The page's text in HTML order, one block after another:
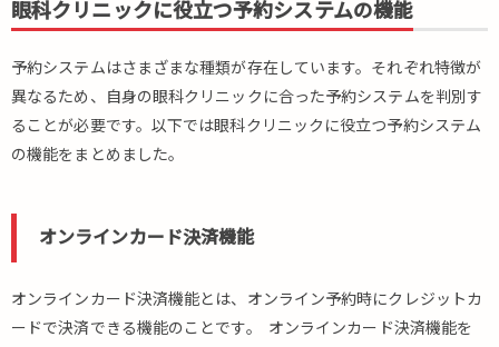
眼科クリニックに役立つ予約システムの機能
予約システムはさまざまな種類が存在しています。それぞれ特徴が
異なるため、自身の眼科クリニックに合った予約システムを判別す
ることが必要です。以下では眼科クリニックに役立つ予約システム
の機能をまとめました。
オンラインカード決済機能
オンラインカード決済機能とは、オンライン予約時にクレジットカ
ードで決済できる機能のことです。 オンラインカード決済機能を